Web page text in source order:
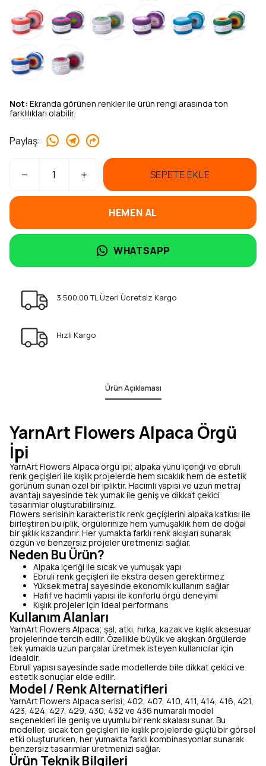
Not: Ekranda görünen renkler ile ürün rengi arasında ton
farklılıkları olabilir.
Paylaş:
SEPETE EKLE
HEMEN AL
WHATSAPP
3.500,00 TL Üzeri Ücretsiz Kargo
Hızlı Kargo
Ürün Açıklaması
YarnArt Flowers Alpaca Örgü
İpi
YarnArt Flowers Alpaca örgü ipi; alpaka yünü içeriği ve ebruli
renk geçişleri ile kışlık projelerde hem sıcaklık hem de estetik
görünüm sunan özel bir ipliktir. Hacimli yapısı ve uzun metraj
avantajı sayesinde tek yumak ile geniş ve dikkat çekici
tasarımlar oluşturabilirsiniz.
Flowers serisinin karakteristik renk geçişlerini alpaka katkısı ile
birleştiren bu iplik, örgülerinize hem yumuşaklık hem de doğal
bir şıklık kazandırır. Her yumakta farklı renk akışları sunarak
özgün ve benzersiz projeler üretmenizi sağlar.
Neden Bu Ürün?
Alpaka içeriği ile sıcak ve yumuşak yapı
Ebruli renk geçişleri ile ekstra desen gerektirmez
Yüksek metraj sayesinde ekonomik kullanım sağlar
Hafif ve hacimli yapısı ile konforlu örgü deneyimi
Kışlık projeler için ideal performans
Kullanım Alanları
YarnArt Flowers Alpaca; şal, atkı, hırka, kazak ve kışlık aksesuar
projelerinde tercih edilir. Özellikle büyük ve akışkan örgülerde
tek yumakla uzun parçalar üretmek isteyen kullanıcılar için
idealdir.
Ebruli yapısı sayesinde sade modellerde bile dikkat çekici ve
estetik sonuçlar elde edilir.
Model / Renk Alternatifleri
YarnArt Flowers Alpaca serisi; 402, 407, 410, 411, 414, 416, 421,
423, 424, 427, 429, 430, 432 ve 436 numaralı model
seçenekleri ile geniş ve uyumlu bir renk skalası sunar. Bu
modeller, sıcak ton geçişleri ile kışlık projelerde güçlü bir görsel
etki oluştururken, her yumakta farklı kombinasyonlar sunarak
benzersiz tasarımlar üretmenizi sağlar.
Ürün Teknik Bilgileri